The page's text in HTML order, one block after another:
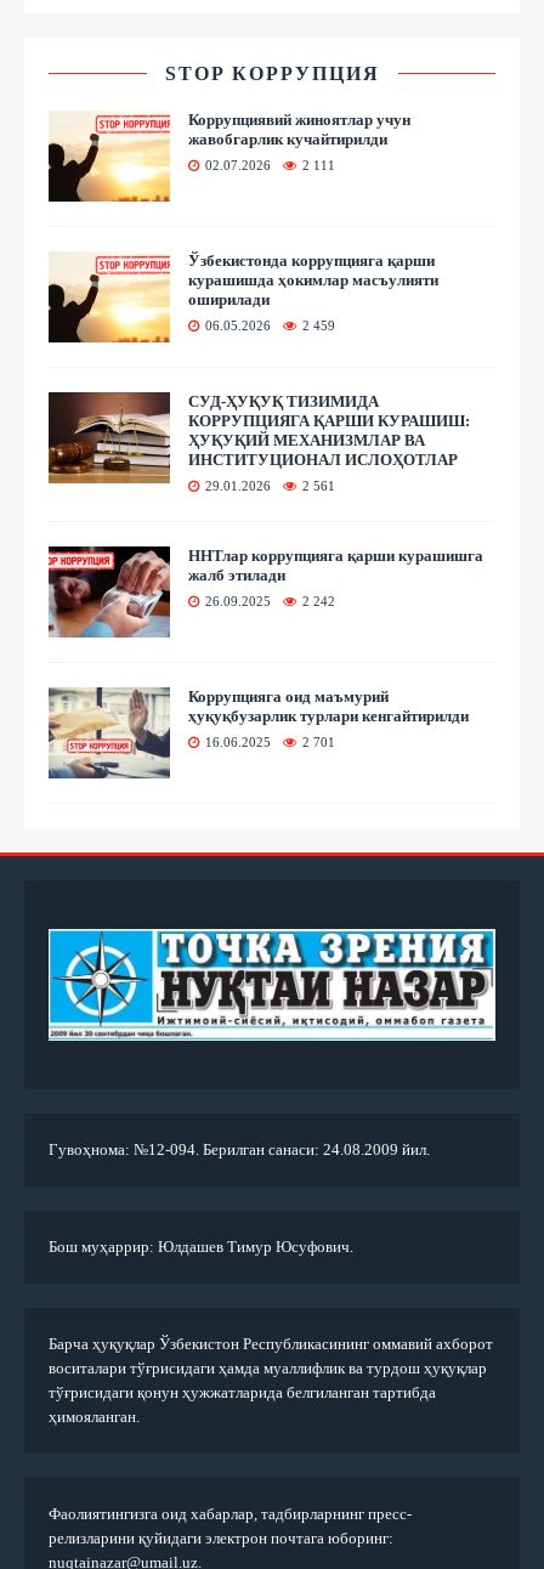
STOP КОРРУПЦИЯ
Коррупциявий жиноятлар учун
жавобгарлик кучайтирилди
02.07.2026 2 111
Ўзбекистонда коррупцияга қарши
курашишда ҳокимлар масъулияти
оширилади
06.05.2026 2 459
СУД-ҲУҚУҚ ТИЗИМИДА
КОРРУПЦИЯГА ҚАРШИ КУРАШИШ:
ҲУҚУҚИЙ МЕХАНИЗМЛАР ВА
ИНСТИТУЦИОНАЛ ИСЛОҲОТЛАР
29.01.2026 2 561
ННТлар коррупцияга қарши курашишга
жалб этилади
26.09.2025 2 242
Коррупцияга оид маъмурий
ҳуқуқбузарлик турлари кенгайтирилди
16.06.2025 2 701
Гувоҳнома: №12-094. Берилган санаси: 24.08.2009 йил.
Бош муҳаррир: Юлдашев Тимур Юсуфович.
Барча ҳуқуқлар Ўзбекистон Республикасининг оммавий ахборот
воситалари тўғрисидаги ҳамда муаллифлик ва турдош ҳуқуқлар
тўғрисидаги қонун ҳужжатларида белгиланган тартибда
ҳимояланган.
Фаолиятингизга оид хабарлар, тадбирларнинг пресс-
релизларини қуйидаги электрон почтага юборинг:
nuqtainazar@umail.uz.